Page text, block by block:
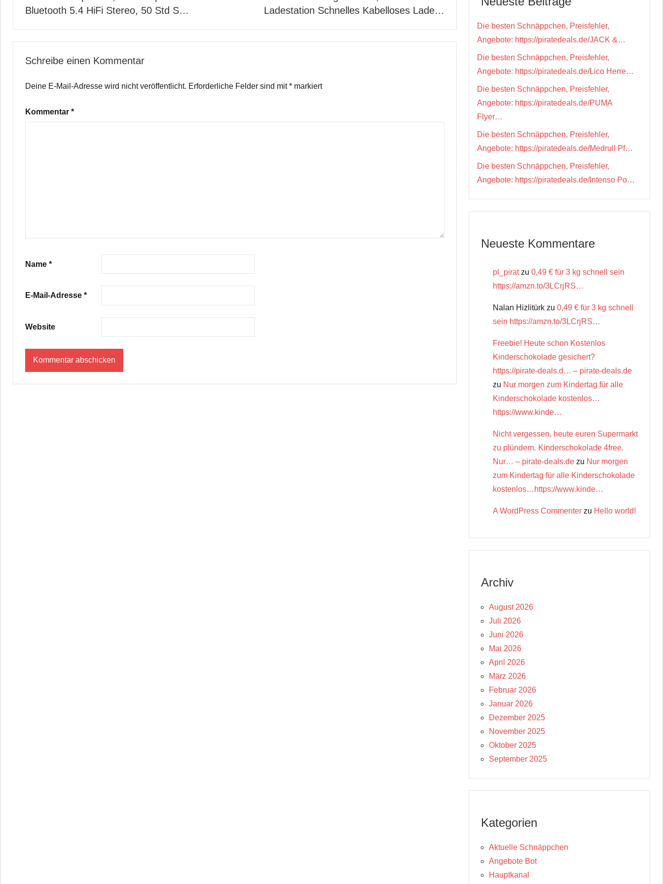
Bluetooth 5.4 HiFi Stereo, 50 Std S…
Ladestation Schnelles Kabelloses Lade…
Schreibe einen Kommentar
Deine E-Mail-Adresse wird nicht veröffentlicht. Erforderliche Felder sind mit* markiert
Kommentar *
Name *
E-Mail-Adresse *
Website
Die besten Schnäppchen, Preisfehler,
Angebote: https://piratedeals.de/JACK &…
Die besten Schnäppchen, Preisfehler,
Angebote: https://piratedeals.de/Lico Herre…
Die besten Schnäppchen, Preisfehler,
Angebote: https://piratedeals.de/PUMA
Flyer…
Die besten Schnäppchen, Preisfehler,
Angebote: https://piratedeals.de/Medrull Pf…
Die besten Schnäppchen, Preisfehler,
Angebote: https://piratedeals.de/Intenso Po…
Neueste Kommentare
pl_piratzu 0,49 € für 3 kg schnell sein
https://amzn.to/3LCrjRS…
Nalan Hizlitürk zu 0,49 € für 3 kg schnell
sein https://amzn.to/3LCrjRS…
Freebie! Heute schon Kostenlos
Kinderschokolade gesichert?
https://pirate-deals.d… – pirate-deals.de
zu Nur morgen zum Kindertag für alle
Kinderschokolade kostenlos…
https://www.kinde…
Nicht vergessen, heute euren Supermarkt
zu plündern. Kinderschokolade 4free.
Nur… – pirate-deals.de zu Nur morgen
zum Kindertag für alle Kinderschokolade
kostenlos…https://www.kinde…
A WordPress Commenter zu Hello world!
Archiv
August 2026
Juli 2026
Juni 2026
Mai 2026
April 2026
März 2026
Februar 2026
Januar 2026
Dezember 2025
November 2025
Oktober 2025
September 2025
Kategorien
Aktuelle Schnäppchen
Angebote Bot
Hauptkanal